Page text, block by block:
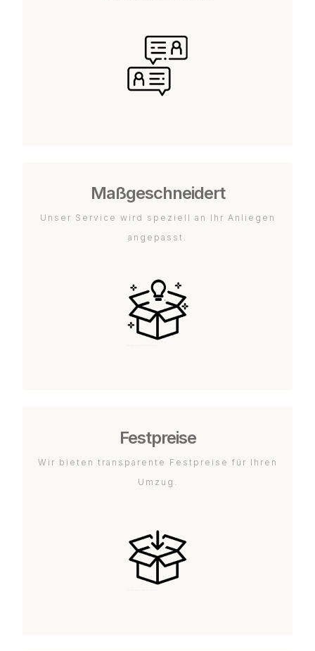
Maßgeschneidert
Unser Service wird speziell an Ihr Anliegen
angepasst.
Festpreise
Wir bieten transparente Festpreise für Ihren
Umzug.